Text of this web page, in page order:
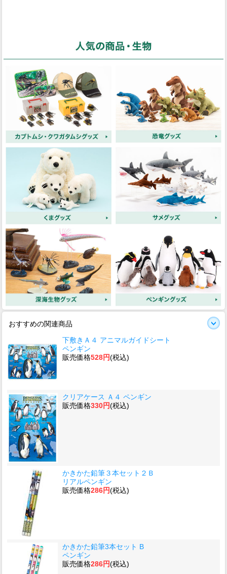
おすすめの関連商品
下敷きＡ４ アニマルガイドシート
ペンギン
販売価格528円(税込)
クリアケース Ａ４ ペンギン
販売価格330円(税込)
かきかた鉛筆３本セット２Ｂ
リアルペンギン
販売価格286円(税込)
かきかた鉛筆3本セット B
ペンギン
販売価格286円(税込)